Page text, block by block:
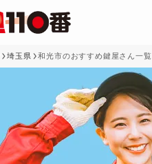
埼玉県 和光市のおすすめ鍵屋さん一覧